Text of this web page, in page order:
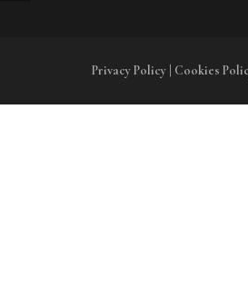
Privacy Policy | Cookies